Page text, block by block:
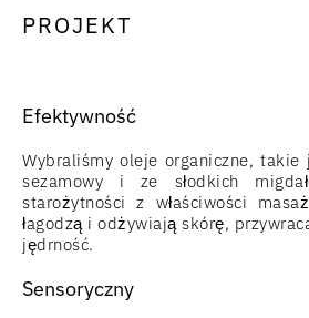
PROJEKT
Efektywność
Wybraliśmy oleje organiczne, takie
sezamowy i ze słodkich
starożytności z właściwości
łagodzą i odżywiają skórę,
jędrność.
Sensoryczny